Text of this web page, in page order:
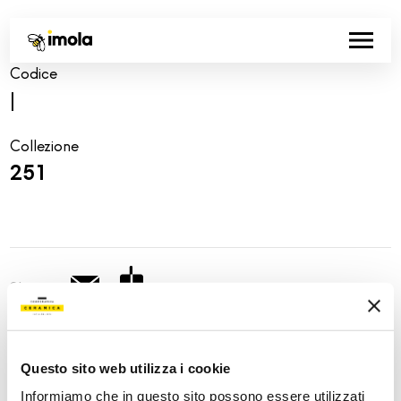
Questo sito web utilizza i cookie
Informiamo che in questo sito possono essere utilizzati
Codice
Collezione
251
Share: